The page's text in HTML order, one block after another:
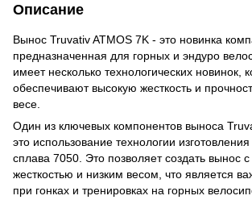
Описание
Вынос Truvativ ATMOS 7K - это новинка
предназначенная для горных и эндуро
имеет несколько технологических новинок,
обеспечивают высокую жесткость и
весе.
Один из ключевых компонентов выноса
это использование технологии
сплава 7050. Это позволяет создать вынос
жесткостью и низким весом, что является
при гонках и тренировках на горных